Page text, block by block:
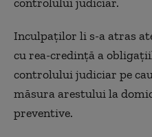
Inculpaților li s-a atras
cu rea-credință a
controlului judiciar pe
măsura arestului la
preventive.